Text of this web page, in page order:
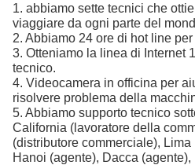
1. abbiamo sette tecnici che
viaggiare da ogni parte del
2. Abbiamo 24 ore di hot line
3. Otteniamo la linea di Internet
tecnico.
4. Videocamera in officina per
risolvere problema della
5. Abbiamo supporto tecnico
California (lavoratore della
(distributore commerciale),
Hanoi (agente), Dacca (agente),